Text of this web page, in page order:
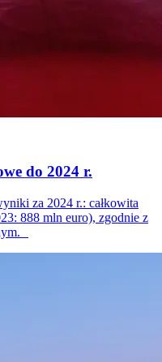
do 2024 r.
za 2024 r.: całkowita
888 mln euro), zgodnie z